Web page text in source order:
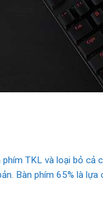
TKL và loại bỏ cả
Bàn phím 65% là